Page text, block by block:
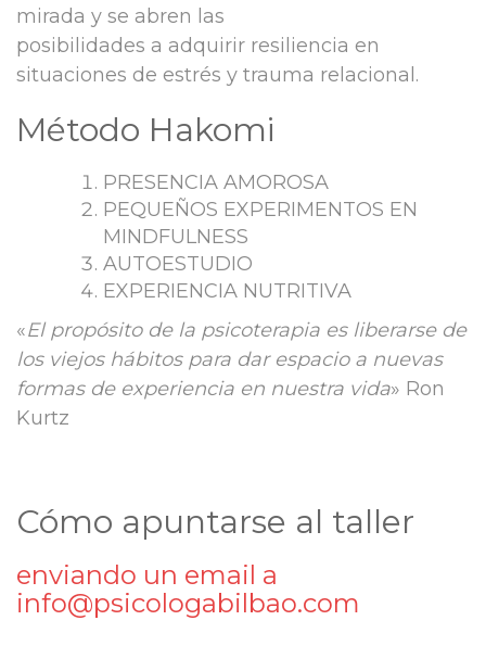
mirada y se abren las
posibilidades a adquirir resiliencia en
situaciones de estrés y trauma relacional.
Método Hakomi
PRESENCIA AMOROSA
PEQUEÑOS EXPERIMENTOS EN
MINDFULNESS
AUTOESTUDIO
EXPERIENCIA NUTRITIVA
«El propósito de la psicoterapia es liberarse de
los viejos hábitos para dar espacio a nuevas
formas de experiencia en nuestra vida» Ron
Kurtz
Cómo apuntarse al taller
enviando un email a
info@psicologabilbao.com